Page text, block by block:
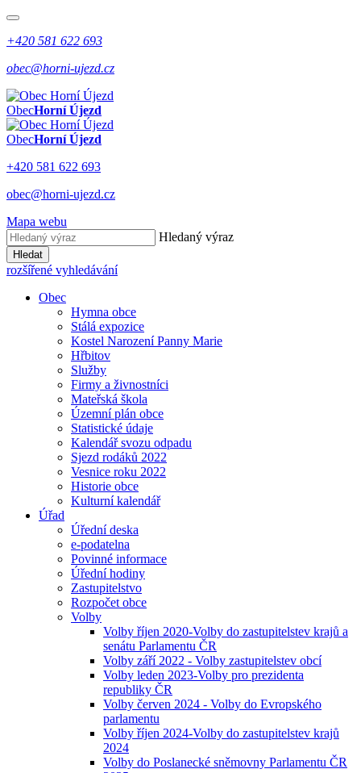
+420 581 622 693
obec@horni-ujezd.cz
ObecHorní Újezd
ObecHorní Újezd
+420 581 622 693
obec@horni-ujezd.cz
Mapa webu
Hledaný výraz
Hledat
rozšířené vyhledávání
Obec
Hymna obce
Stálá expozice
Kostel Narození Panny Marie
Hřbitov
Služby
Firmy a živnostníci
Mateřská škola
Územní plán obce
Statistické údaje
Kalendář svozu odpadu
Sjezd rodáků 2022
Vesnice roku 2022
Historie obce
Kulturní kalendář
Úřad
Úřední deska
e-podatelna
Povinné informace
Úřední hodiny
Zastupitelstvo
Rozpočet obce
Volby
Volby říjen 2020-Volby do zastupitelstev krajů a
senátu Parlamentu ČR
Volby září 2022 - Volby zastupitelstev obcí
Volby leden 2023-Volby pro prezidenta
republiky ČR
Volby červen 2024 - Volby do Evropského
parlamentu
Volby říjen 2024-Volby do zastupitelstev krajů
2024
Volby do Poslanecké sněmovny Parlamentu ČR